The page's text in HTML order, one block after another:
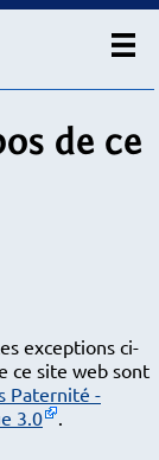
de ce
exceptions ci-
ce site web sont
Paternité -
3.0